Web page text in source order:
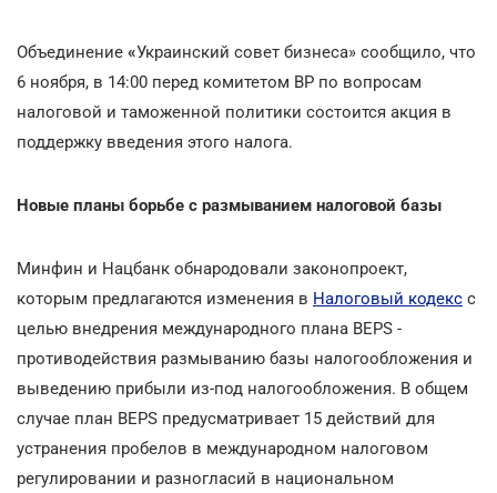
Объединение «Украинский совет бизнеса» сообщило, что
6 ноября, в 14:00 перед комитетом ВР по вопросам
налоговой и таможенной политики состоится акция в
поддержку введения этого налога.
Новые планы борьбе с размыванием налоговой базы
Минфин и Нацбанк обнародовали законопроект,
которым предлагаются изменения в Налоговый кодекс с
целью внедрения международного плана BEPS -
противодействия размыванию базы налогообложения и
выведению прибыли из-под налогообложения. В общем
случае план BEPS предусматривает 15 действий для
устранения пробелов в международном налоговом
регулировании и разногласий в национальном